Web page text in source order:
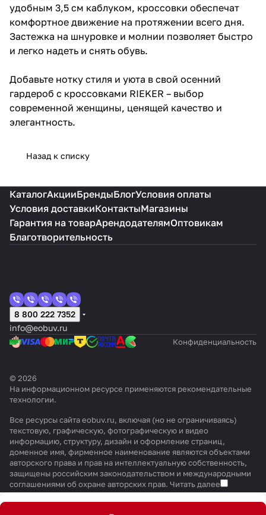
удобным 3,5 см каблуком, кроссовки обеспечат
комфортное движение на протяжении всего дня.
Застежка на шнуровке и молнии позволяет быстро
и легко надеть и снять обувь.
Добавьте нотку стиля и уюта в свой осенний
гардероб с кроссовками RIEKER – выбор
современной женщины, ценящей качество и
элегантность.
Назад к списку
КаталогАкцииБрендыБлогУсловия оплаты
Условия доставкиКонтактыМагазины
Гарантия на товарАрендодателямОптовикам
Благотворительность
8 800 222 7352
info@eobuv.ru
Конфиденциальность
© 2026
На информационном ресурсе применяются рекомендательные
технологии.
Все ресурсы сайта eobuv.ru, включая (но не ограничиваясь)
текстовую, графическую, фотографическую и видео
информацию, структуру, дизайн и оформление страниц,
доменное имя, фирменное наименование являются объектами
авторского права и прав на интеллектуальную собственность,
защищены российским законодательством и международными
соглашениями об охране авторских прав. Читать далее